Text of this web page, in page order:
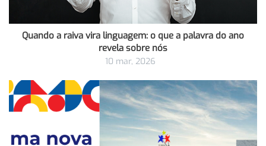
Quando a raiva vira linguagem: o que a palavra do ano
revela sobre nós
10 mar, 2026